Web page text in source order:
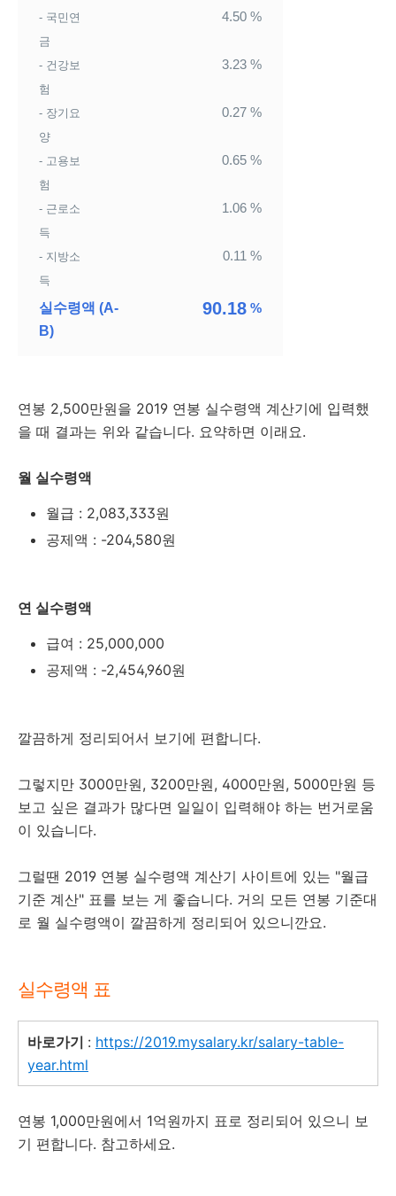
- 국민연
금
4.50 %
- 건강보
험
3.23 %
- 장기요
양
0.27 %
- 고용보
험
0.65 %
- 근로소
득
1.06 %
- 지방소
득
0.11 %
실수령액 (A-
B)
90.18 %
연봉 2,500만원을 2019 연봉 실수령액 계산기에 입력했
을 때 결과는 위와 같습니다. 요약하면 이래요.
월 실수령액
월급 : 2,083,333원
공제액 : -204,580원
연 실수령액
급여 : 25,000,000
공제액 : -2,454,960원
깔끔하게 정리되어서 보기에 편합니다.
그렇지만 3000만원, 3200만원, 4000만원, 5000만원 등
보고 싶은 결과가 많다면 일일이 입력해야 하는 번거로움
이 있습니다.
그럴땐 2019 연봉 실수령액 계산기 사이트에 있는 "월급
기준 계산" 표를 보는 게 좋습니다. 거의 모든 연봉 기준대
로 월 실수령액이 깔끔하게 정리되어 있으니깐요.
실수령액 표
바로가기 : https://2019.mysalary.kr/salary-table-
year.html
연봉 1,000만원에서 1억원까지 표로 정리되어 있으니 보
기 편합니다. 참고하세요.